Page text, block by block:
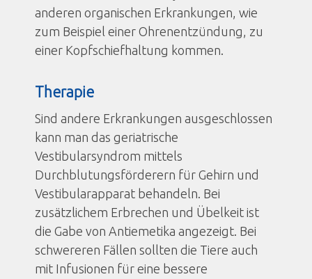
anderen organischen Erkrankungen, wie
zum Beispiel einer Ohrenentzündung, zu
einer Kopfschiefhaltung kommen.
Therapie
Sind andere Erkrankungen ausgeschlossen
kann man das geriatrische
Vestibularsyndrom mittels
Durchblutungsförderern für Gehirn und
Vestibularapparat behandeln. Bei
zusätzlichem Erbrechen und Übelkeit ist
die Gabe von Antiemetika angezeigt. Bei
schwereren Fällen sollten die Tiere auch
mit Infusionen für eine bessere